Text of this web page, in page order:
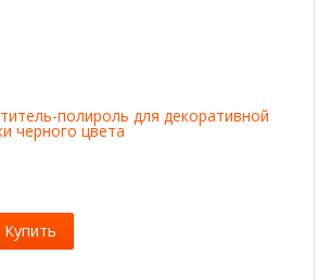
полироль для декоративной
черного цвета
Купить